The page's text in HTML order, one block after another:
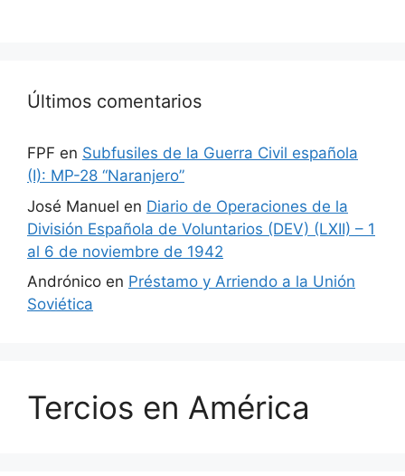
Últimos comentarios
FPF en Subfusiles de la Guerra Civil española
(I): MP-28 “Naranjero”
José Manuel en Diario de Operaciones de la
División Española de Voluntarios (DEV) (LXII) – 1
al 6 de noviembre de 1942
Andrónico en Préstamo y Arriendo a la Unión
Soviética
Tercios en América